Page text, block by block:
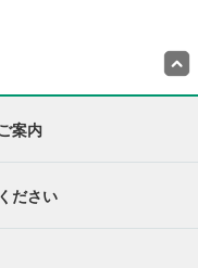
案内
ださい